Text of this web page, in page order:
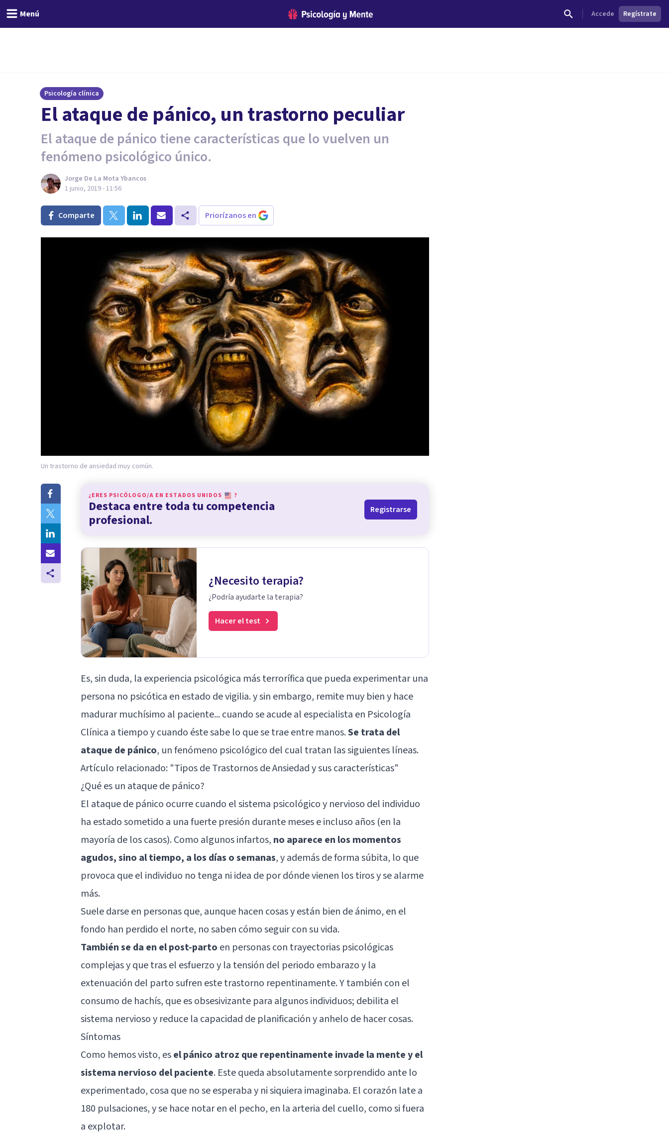
Menú Accede Regístrate
Psicología clínica
El ataque de pánico, un trastorno peculiar
El ataque de pánico tiene características que lo vuelven un
fenómeno psicológico único.
Jorge De La Mota Ybancos
1 junio, 2019 - 11:56
Comparte Priorízanos en
Un trastorno de ansiedad muy común.
¿ERES PSICÓLOGO/A EN ESTADOS UNIDOS ?
Destaca entre toda tu competencia
profesional.
Registrarse
¿Necesito terapia?
¿Podría ayudarte la terapia?
Hacer el test
Es, sin duda, la experiencia psicológica más terrorífica que pueda experimentar una
persona no psicótica en estado de vigilia. y sin embargo, remite muy bien y hace
madurar muchísimo al paciente... cuando se acude al especialista en Psicología
Clínica a tiempo y cuando éste sabe lo que se trae entre manos.Se trata del
ataque de pánico, un fenómeno psicológico del cual tratan las siguientes líneas.
Artículo relacionado: "Tipos de Trastornos de Ansiedad y sus características"
¿Qué es un ataque de pánico?
El ataque de pánico ocurre cuando el sistema psicológico y nervioso del individuo
ha estado sometido a una fuerte presión durante meses e incluso años (en la
mayoría de los casos). Como algunos infartos, no aparece en los momentos
agudos, sino al tiempo, a los días o semanas, y además de forma súbita, lo que
provoca que el individuo no tenga ni idea de por dónde vienen los tiros y se alarme
más.
Suele darse en personas que, aunque hacen cosas y están bien de ánimo, en el
fondo han perdido el norte, no saben cómo seguir con su vida.
También se da en el post-parto en personas con trayectorias psicológicas
complejas y que tras el esfuerzo y la tensión del periodo embarazo y la
extenuación del parto sufren este trastorno repentinamente. Y también con el
consumo de hachís, que es obsesivizante para algunos individuos; debilita el
sistema nervioso y reduce la capacidad de planificación y anhelo de hacer cosas.
Síntomas
Como hemos visto, esel pánico atroz que repentinamente invade la mente y el
sistema nervioso del paciente. Este queda absolutamente sorprendido ante lo
experimentado, cosa que no se esperaba y ni siquiera imaginaba. El corazón late a
180 pulsaciones, y se hace notar en el pecho, en la arteria del cuello, como si fuera
a explotar.